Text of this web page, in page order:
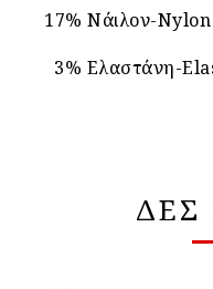
17% Νάιλον-Nylon
3% Ελαστάνη-
ΔΕΣ